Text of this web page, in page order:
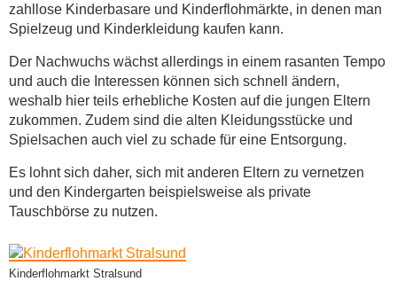
zahllose Kinderbasare und Kinderflohmärkte, in denen man
Spielzeug und Kinderkleidung kaufen kann.
Der Nachwuchs wächst allerdings in einem rasanten Tempo
und auch die Interessen können sich schnell ändern,
weshalb hier teils erhebliche Kosten auf die jungen Eltern
zukommen. Zudem sind die alten Kleidungsstücke und
Spielsachen auch viel zu schade für eine Entsorgung.
Es lohnt sich daher, sich mit anderen Eltern zu vernetzen
und den Kindergarten beispielsweise als private
Tauschbörse zu nutzen.
Kinderflohmarkt Stralsund